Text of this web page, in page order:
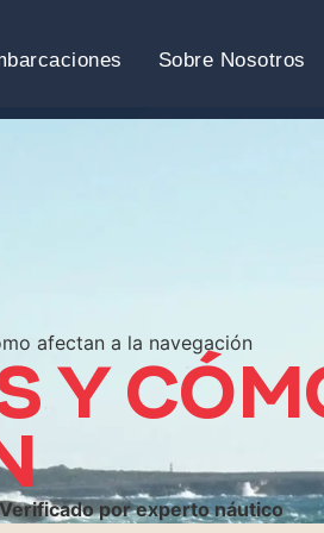
Sobre Nosotros
afectan a la navegación
Y
Verificado por experto náutico